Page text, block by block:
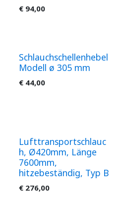
€ 94,00
Schlauchschellenhebel
Modell ø 305 mm
€ 44,00
Lufttransportschlauc
h, Ø420mm, Länge
7600mm,
hitzebeständig, Typ B
€ 276,00